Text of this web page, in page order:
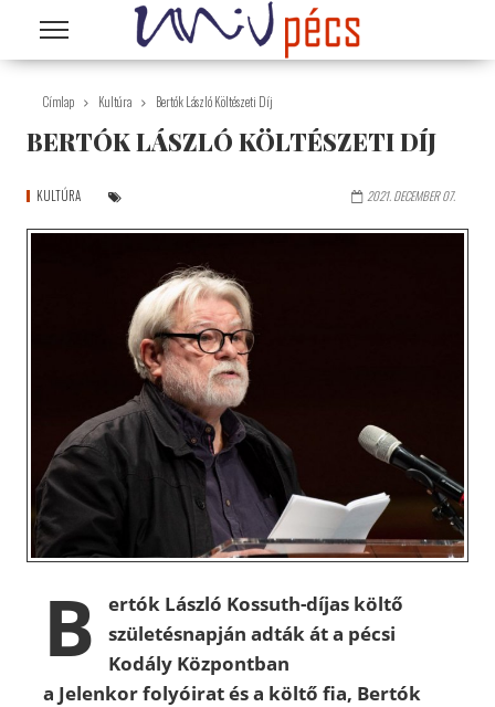
Ugrás a tartalomra
Címlap Kultúra Bertók László Költészeti Díj
BERTÓK LÁSZLÓ KÖLTÉSZETI DÍJ
KULTÚRA 2021. DECEMBER 07.
B
ertók László Kossuth-díjas költő
születésnapján adták át a pécsi
Kodály Központban
a Jelenkor folyóirat és a költő fia, Bertók